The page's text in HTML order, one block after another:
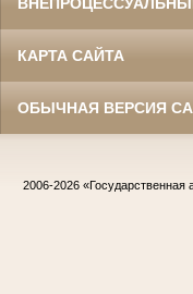
КАРТА САЙТА
ОБЫЧНАЯ ВЕРСИЯ
2006-2026 «Государственная